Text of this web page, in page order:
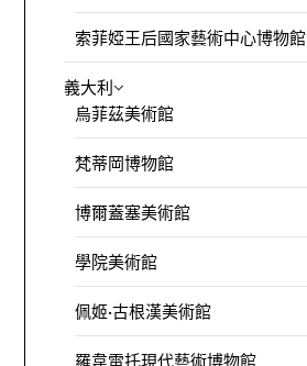
索菲婭王后國家藝術中心博物館
義大利
烏菲茲美術館
梵蒂岡博物館
博爾蓋塞美術館
學院美術館
佩姬·古根漢美術館
羅韋雷托現代藝術博物館